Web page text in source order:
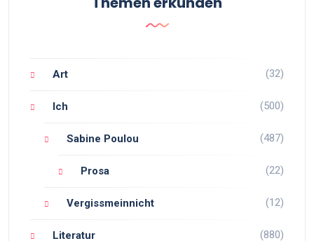
Art (32)
Ich (500)
Sabine Poulou (487)
Prosa (22)
Vergissmeinnicht (12)
Literatur (880)